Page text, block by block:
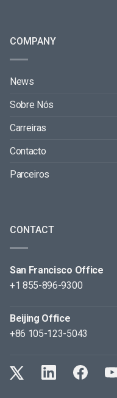
COMPANY
News
Sobre Nós
Carreiras
Contacto
Parceiros
CONTACT
San Francisco Office
+1 855-896-9300
Beijing Office
+86 105-123-5043